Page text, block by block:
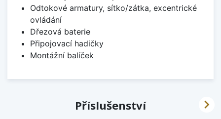
Odtokové armatury, sítko/zátka, excentrické
ovládání
Dřezová baterie
Připojovací hadičky
Montážní balíček
Příslušenství 